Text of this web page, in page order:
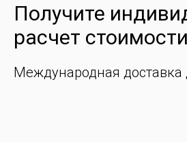
Получите
расчет стоимости
Международная доставка